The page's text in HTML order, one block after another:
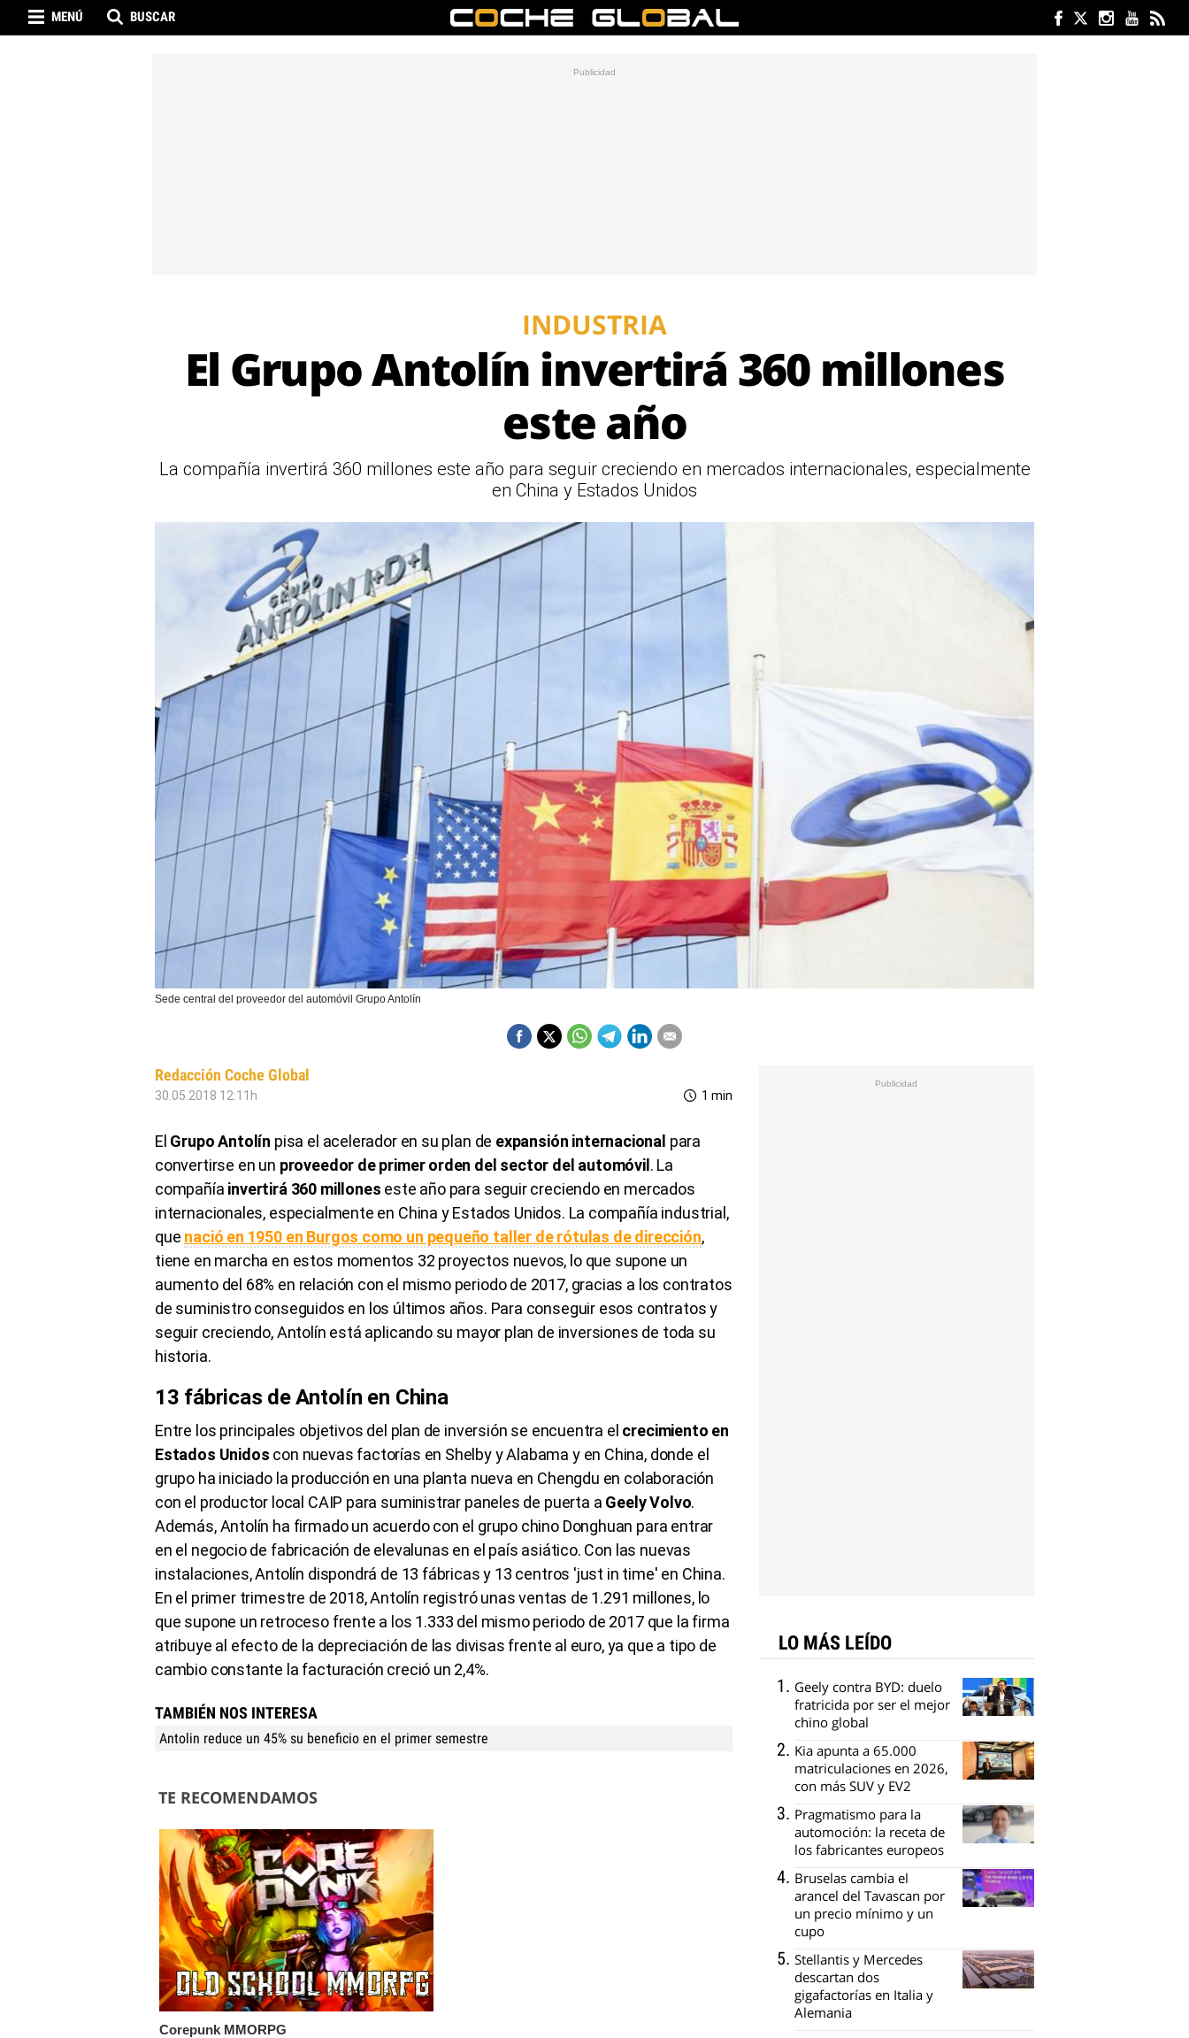
MENÚ BUSCAR
INDUSTRIA
El Grupo Antolín invertirá 360 millones
este año
La compañía invertirá 360 millones este año para seguir creciendo en mercados internacionales, especialmente
en China y Estados Unidos
Sede central del proveedor del automóvil Grupo Antolín
Redacción Coche Global
30.05.2018 12:11h 1 min
El Grupo Antolín pisa el acelerador en su plan de expansión internacional para
convertirse en un proveedor de primer orden del sector del automóvil. La
compañía invertirá 360 millones este año para seguir creciendo en mercados
internacionales, especialmente en China y Estados Unidos. La compañía industrial,
que nació en 1950 en Burgos como un pequeño taller de rótulas de dirección,
tiene en marcha en estos momentos 32 proyectos nuevos, lo que supone un
aumento del 68% en relación con el mismo periodo de 2017, gracias a los contratos
de suministro conseguidos en los últimos años. Para conseguir esos contratos y
seguir creciendo, Antolín está aplicando su mayor plan de inversiones de toda su
historia.
13 fábricas de Antolín en China
Entre los principales objetivos del plan de inversión se encuentra el crecimiento en
Estados Unidos con nuevas factorías en Shelby y Alabama y en China, donde el
grupo ha iniciado la producción en una planta nueva en Chengdu en colaboración
con el productor local CAIP para suministrar paneles de puerta a Geely Volvo.
Además, Antolín ha firmado un acuerdo con el grupo chino Donghuan para entrar
en el negocio de fabricación de elevalunas en el país asiático. Con las nuevas
instalaciones, Antolín dispondrá de 13 fábricas y 13 centros 'just in time' en China.
En el primer trimestre de 2018, Antolín registró unas ventas de 1.291 millones, lo
que supone un retroceso frente a los 1.333 del mismo periodo de 2017 que la firma
atribuye al efecto de la depreciación de las divisas frente al euro, ya que a tipo de
cambio constante la facturación creció un 2,4%.
TAMBIÉN NOS INTERESA
Antolin reduce un 45% su beneficio en el primer semestre
TE RECOMENDAMOS
Corepunk MMORPG
LO MÁS LEÍDO
Geely contra BYD: duelo
fratricida por ser el mejor
chino global
Kia apunta a 65.000
matriculaciones en 2026,
con más SUV y EV2
Pragmatismo para la
automoción: la receta de
los fabricantes europeos
Bruselas cambia el
arancel del Tavascan por
un precio mínimo y un
cupo
Stellantis y Mercedes
descartan dos
gigafactorías en Italia y
Alemania